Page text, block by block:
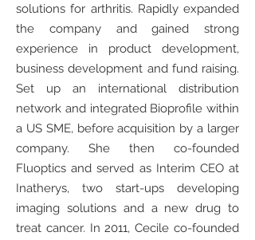
solutions for arthritis. Rapidly expanded
the company and gained strong
experience in product development,
business development and fund raising.
Set up an international distribution
network and integrated Bioprofile within
a US SME, before acquisition by a larger
company. She then co-founded
Fluoptics and served as Interim CEO at
Inatherys, two start-ups developing
imaging solutions and a new drug to
treat cancer. In 2011, Cecile co-founded